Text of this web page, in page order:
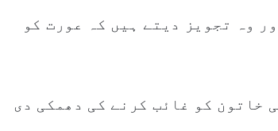
وہ تجویز دیتے ہیں کہ عورت کو
خاتون کو غائب کرنے کی دھمکی دی